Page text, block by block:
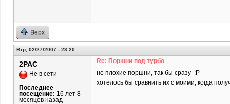
Верх
Втр, 02/27/2007 - 23:20
2PAC
Не в сети
Последнее
посещение: 16 лет 8
месяцев назад
Re: Поршни под турбо
не плохие поршни, так бы сразу :P
хотелось бы сравнить их с моими, когда